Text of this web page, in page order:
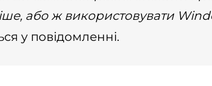
або ж використовувати
у повідомленні.